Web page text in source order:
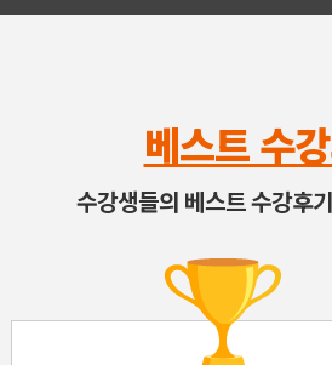
베스트 수
수강생들의 베스트 수강후